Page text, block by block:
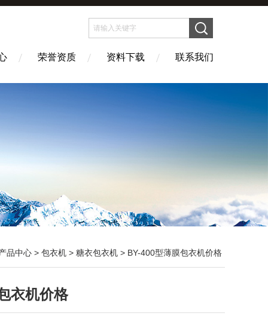
荣誉资质 资料下载 联系我们
品中心 > 包衣机 > 糖衣包衣机 > BY-400型薄膜包衣机价格
衣机价格